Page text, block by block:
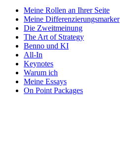
Meine Rollen an Ihrer Seite
Meine Differenzierungsmarker
Die Zweitmeinung
The Art of Strategy
Benno und KI
All-In
Keynotes
Warum ich
Meine Essays
On Point Packages